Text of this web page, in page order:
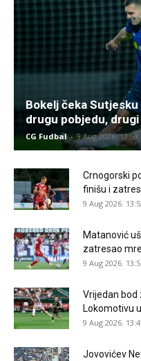
Bokelj čeka
drugu pobjedu,
CG Fudbal - 9 Aug 2026. 13:58
Crnogorski
finišu i
9 Aug 2026.
Matanović
zatresao
9 Aug 2026.
Vrijedan bod
Lokomotivu
9 Aug 2026.
Jovovićev